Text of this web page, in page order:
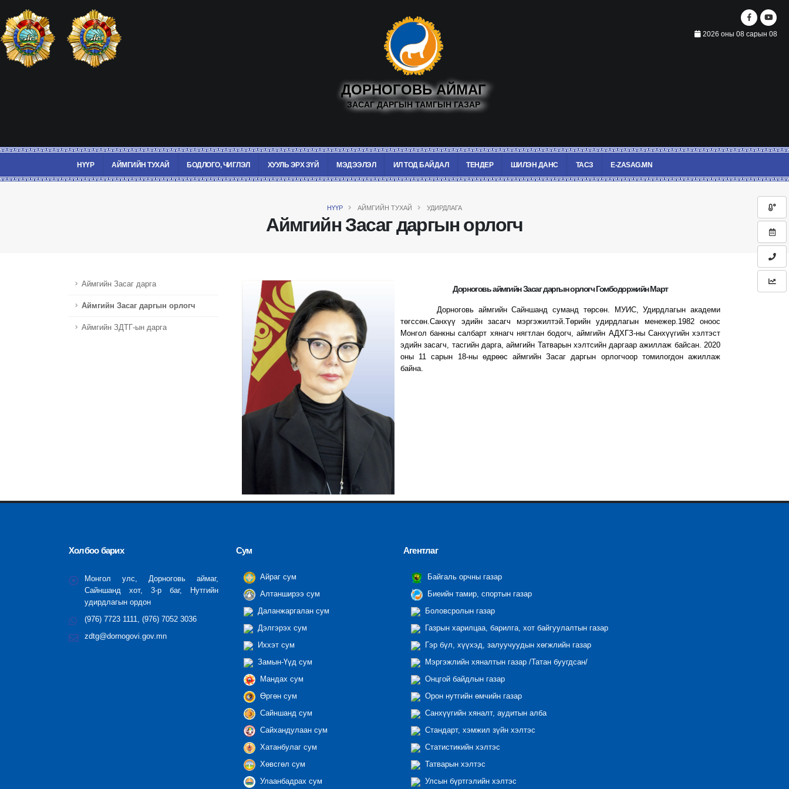
2026 оны 08 сарын 08
ДОРНОГОВЬ АЙМАГ
ЗАСАГ ДАРГЫН ТАМГЫН ГАЗАР
НҮҮР АЙМГИЙН ТУХАЙ БОДЛОГО, ЧИГЛЭЛ ХУУЛЬ ЭРХ ЗҮЙ МЭДЭЭЛЭЛ ИЛ ТОД БАЙДАЛ ТЕНДЕР ШИЛЭН ДАНС ТАСЗ E-ZASAG.MN
Аймгийн Засаг даргын орлогч
НҮҮР АЙМГИЙН ТУХАЙ УДИРДЛАГА
Аймгийн Засаг дарга
Аймгийн Засаг даргын орлогч
Аймгийн ЗДТГ-ын дарга
Дорноговь аймгийн Засаг даргын орлогч Гомбодоржийн Март
Дорноговь аймгийн Сайншанд суманд төрсөн. МУИС, Удирдлагын академи
төгссөн.Санхүү эдийн засагч мэргэжилтэй.Төрийн удирдлагын менежер.1982 оноос
Монгол банкны салбарт хянагч нягтлан бодогч, аймгийн АДХГЗ-ны Санхүүгийн хэлтэст
эдийн засагч, тасгийн дарга, аймгийн Татварын хэлтсийн даргаар ажиллаж байсан. 2020
оны 11 сарын 18-ны өдрөөс аймгийн Засаг даргын орлогчоор томилогдон ажиллаж
байна.
Холбоо барих
Монгол улс, Дорноговь аймаг,
Сайншанд хот, 3-р баг, Нутгийн
удирдлагын ордон
(976) 7723 1111, (976) 7052 3036
zdtg@dornogovi.gov.mn
Сум
Айраг сум
Алтанширээ сум
Даланжаргалан сум
Дэлгэрэх сум
Иххэт сум
Замын-Үүд сум
Мандах сум
Өргөн сум
Сайншанд сум
Сайхандулаан сум
Хатанбулаг сум
Хөвсгөл сум
Улаанбадрах сум
Агентлаг
Байгаль орчны газар
Биеийн тамир, спортын газар
Боловсролын газар
Газрын харилцаа, барилга, хот байгуулалтын газар
Гэр бүл, хүүхэд, залуучуудын хөгжлийн газар
Мэргэжлийн хяналтын газар /Татан буугдсан/
Онцгой байдлын газар
Орон нутгийн өмчийн газар
Санхүүгийн хяналт, аудитын алба
Стандарт, хэмжил зүйн хэлтэс
Статистикийн хэлтэс
Татварын хэлтэс
Улсын бүртгэлийн хэлтэс